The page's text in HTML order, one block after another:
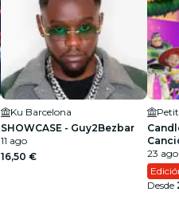
Ku Barcelona
SHOWCASE - Guy2Bezbar
11 ago
16,50 €
23
Desde